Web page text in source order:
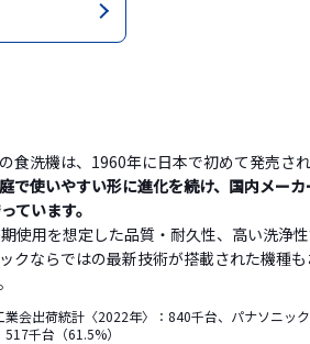
食洗機は、1960年に日本で初めて発売さ
で使いやすい形に進化を続け、国内メー
ています。
使用を想定した品質・耐久性、高い洗浄
クならではの最新技術が搭載された機種
業会出荷統計〈2022年〉：840千台、パナソニッ
千台（61.5%）